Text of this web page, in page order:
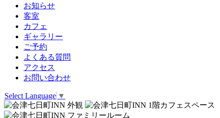
お知らせ
客室
カフェ
ギャラリー
ご予約
よくある質問
アクセス
お問い合わせ
Select Language ▼